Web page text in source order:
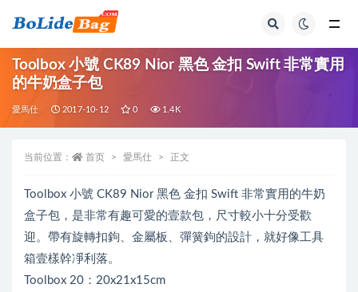
Toolbox 小號 CK89 Nior 黑色 金扣 Swift 非常實用
的牛奶盒子包
愛馬仕 2017-10-12 0 1.4K
当前位置： 首页 愛馬仕 正文
Toolbox 小號 CK89 Nior 黑色 金扣 Swift 非常實用的牛奶
盒子包，是非常有趣可愛的壹款包，尺寸較小十分受歡
迎。帶有旋轉扣鉤、金屬板、彈簧鉤的設計，就好像工具
箱壹樣幹凈利落。
Toolbox 20：20x21x15cm